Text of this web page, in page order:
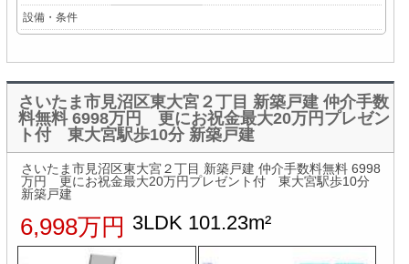
設備・条件
さいたま市見沼区東大宮２丁目 新築戸建 仲介手数
料無料 6998万円 更にお祝金最大20万円プレゼン
ト付 東大宮駅歩10分 新築戸建
さいたま市見沼区東大宮２丁目 新築戸建 仲介手数料無料 6998
万円 更にお祝金最大20万円プレゼント付 東大宮駅歩10分
新築戸建
6,998万円 3LDK 101.23m²